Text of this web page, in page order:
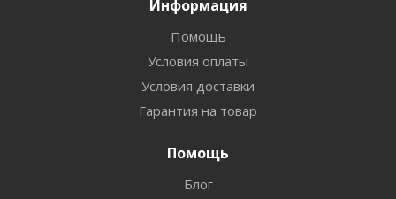
Информация
Помощь
Условия оплаты
Условия доставки
Гарантия на товар
Помощь
Блог